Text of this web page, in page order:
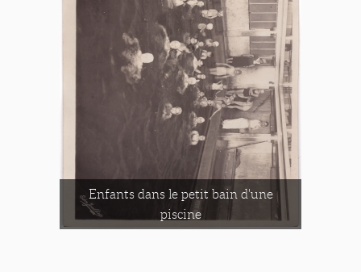
Enfants dans le petit bain d'une
piscine